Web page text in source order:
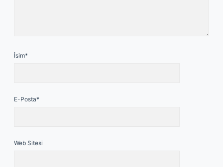
İsim*
E-Posta*
Web Sitesi